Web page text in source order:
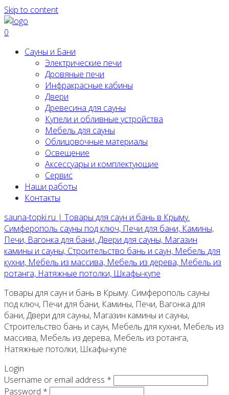
Skip to content
0
Сауны и Бани
Электрические печи
Дровяные печи
Инфракрасные кабины
Двери
Древесина для сауны
Купели и обливные устройства
Мебель для сауны
Облицовочные материалы
Освещение
Аксессуары и комплектующие
Сервис
Наши работы
Контакты
sauna-topki.ru | Товары для саун и бань в Крыму.
Симферополь сауны под ключ, Печи для бани, Камины,
Печи, Вагонка для бани, Двери для сауны, Магазин
камины и сауны, Строительство бань и саун, Мебель для
кухни, Мебель из массива, Мебель из дерева, Мебель из
ротанга, Натяжные потолки, Шкафы-купе
Товары для саун и бань в Крыму. Симферополь сауны
под ключ, Печи для бани, Камины, Печи, Вагонка для
бани, Двери для сауны, Магазин камины и сауны,
Строительство бань и саун, Мебель для кухни, Мебель из
массива, Мебель из дерева, Мебель из ротанга,
Натяжные потолки, Шкафы-купе
Login
Username or email address *
Password *